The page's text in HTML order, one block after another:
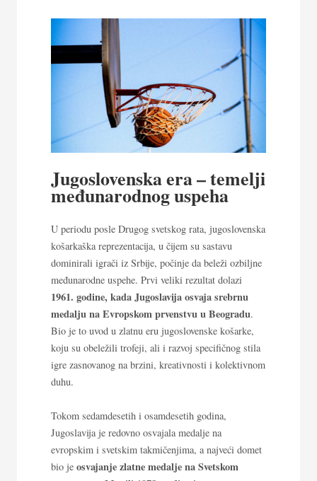
Jugoslovenska era – temelji
međunarodnog uspeha
U periodu posle Drugog svetskog rata, jugoslovenska
košarkaška reprezentacija, u čijem su sastavu
dominirali igrači iz Srbije, počinje da beleži ozbiljne
međunarodne uspehe. Prvi veliki rezultat dolazi
1961. godine, kada Jugoslavija osvaja srebrnu
medalju na Evropskom prvenstvu u Beogradu.
Bio je to uvod u zlatnu eru jugoslovenske košarke,
koju su obeležili trofeji, ali i razvoj specifičnog stila
igre zasnovanog na brzini, kreativnosti i kolektivnom
duhu.
Tokom sedamdesetih i osamdesetih godina,
Jugoslavija je redovno osvajala medalje na
evropskim i svetskim takmičenjima, a najveći domet
bio je osvajanje zlatne medalje na Svetskom